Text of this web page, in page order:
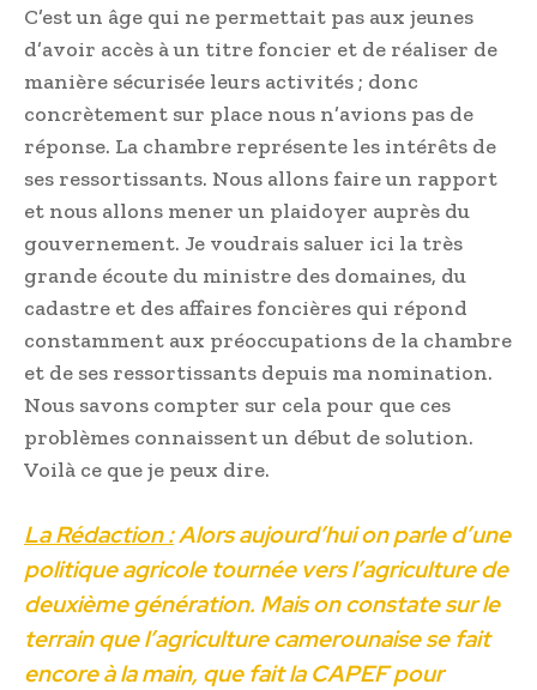
C’est un âge qui ne permettait pas aux jeunes
d’avoir accès à un titre foncier et de réaliser de
manière sécurisée leurs activités ; donc
concrètement sur place nous n’avions pas de
réponse. La chambre représente les intérêts de
ses ressortissants. Nous allons faire un rapport
et nous allons mener un plaidoyer auprès du
gouvernement. Je voudrais saluer ici la très
grande écoute du ministre des domaines, du
cadastre et des affaires foncières qui répond
constamment aux préoccupations de la chambre
et de ses ressortissants depuis ma nomination.
Nous savons compter sur cela pour que ces
problèmes connaissent un début de solution.
Voilà ce que je peux dire.
La Rédaction :Alors aujourd’hui on parle d’une
politique agricole tournée vers l’agriculture de
deuxième génération. Mais on constate sur le
terrain que l’agriculture camerounaise se fait
encore à la main, que fait la CAPEF pour